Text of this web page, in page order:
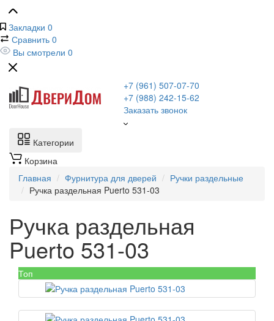
Закладки 0
Сравнить 0
Вы смотрели 0
+7 (961) 507-07-70
+7 (988) 242-15-62
Заказать звонок
Категории
Корзина
Главная
Фурнитура для дверей
Ручки раздельные
Ручка раздельная Puerto 531-03
Ручка раздельная
Puerto 531-03
Топ